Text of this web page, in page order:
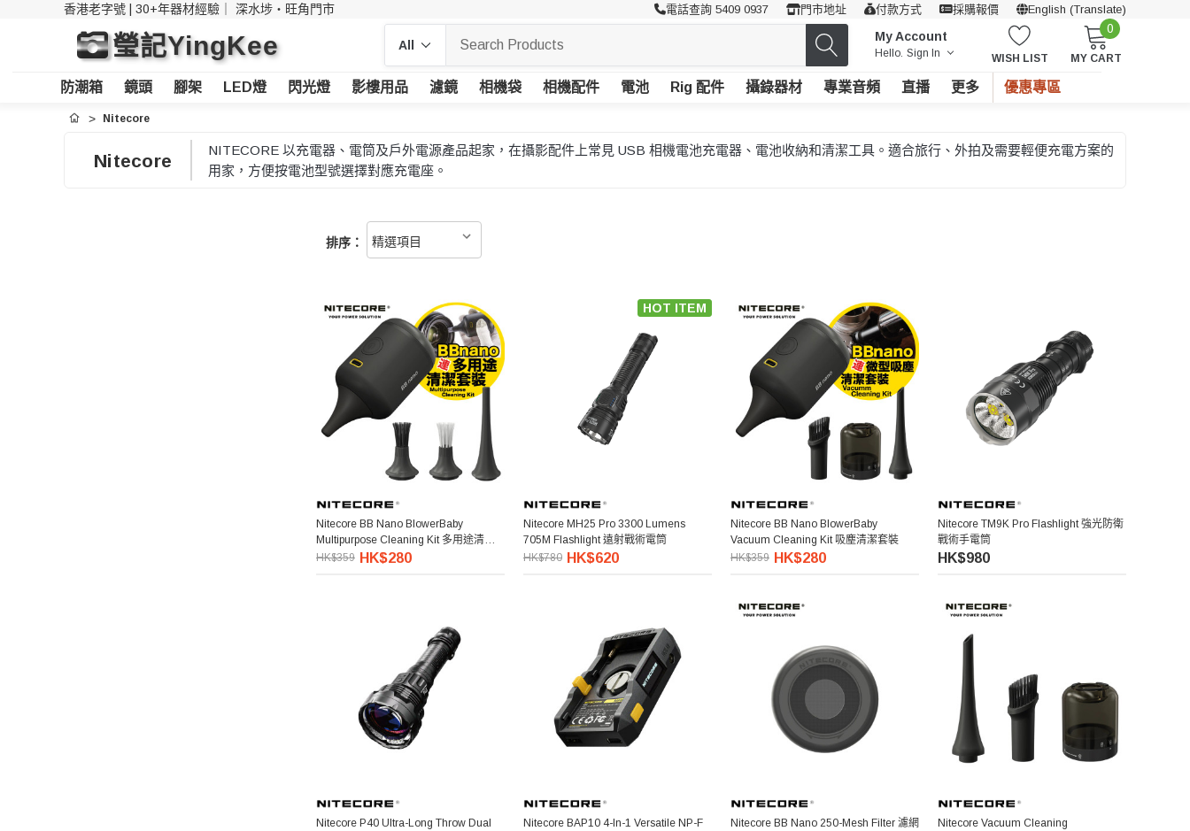
香港老字號 | 30+年器材經驗｜ 深水埗・旺角門市 電話查詢 5409 0937 門市地址 付款方式 採購報價 English (Translate)
瑩記YingKee My Account
Hello. Sign In WISH LIST
0
MY CART
防潮箱 鏡頭 腳架 LED燈 閃光燈 影樓用品 濾鏡 相機袋 相機配件 電池 Rig 配件 攝錄器材 專業音頻 直播 更多 優惠專區
首頁 Nitecore
Nitecore
NITECORE 以充電器、電筒及戶外電源產品起家，在攝影配件上常見 USB 相機電池充電器、電池收納和清潔工具。適合旅行、外拍及需要輕便充電方案的
用家，方便按電池型號選擇對應充電座。
排序：
Nitecore BB Nano BlowerBaby
Multipurpose Cleaning Kit 多用途清潔
套裝
HK$359 HK$280
HOT ITEM
Nitecore MH25 Pro 3300 Lumens
705M Flashlight 遠射戰術電筒
HK$780 HK$620
Nitecore BB Nano BlowerBaby
Vacuum Cleaning Kit 吸塵清潔套裝
HK$359 HK$280
Nitecore TM9K Pro Flashlight 強光防衛
戰術手電筒
HK$980
Nitecore P40 Ultra-Long Throw Dual
Nitecore BAP10 4-In-1 Versatile NP-F
Nitecore BB Nano 250-Mesh Filter 濾網
Nitecore Vacuum Cleaning